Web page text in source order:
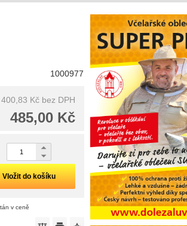
1000977
400,83 Kč bez DPH
485,00 Kč
Vložit do košíku
v ceně